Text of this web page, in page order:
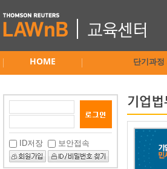
HOME 단기과정
ID저장 보안접속